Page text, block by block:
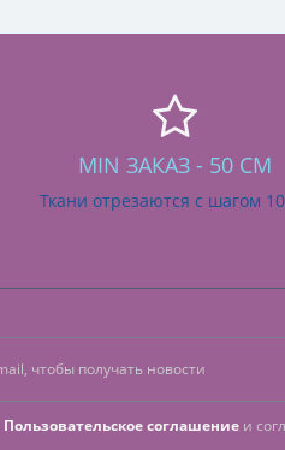
MIN ЗАКАЗ - 50 СМ
Ткани отрезаются с шагом
Пользовательское соглашениеи